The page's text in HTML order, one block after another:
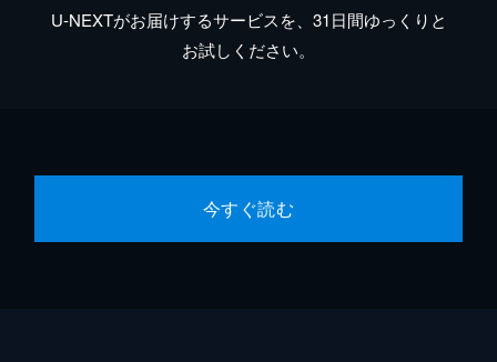
U-NEXTがお届けするサービスを、31日間ゆっくりと
お試しください。
今すぐ読む